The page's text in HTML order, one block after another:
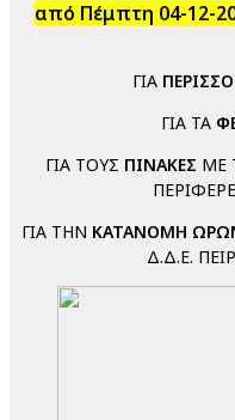
από Πέμπτη 04-12-
ΓΙΑ
ΓΙΑ ΤΑ
ΓΙΑ ΤΟΥΣ ΠΙΝΑΚΕΣ ΜΕ
ΓΙΑ ΤΗΝ ΚΑΤΑΝΟΜΗ
Δ.Δ.Ε.